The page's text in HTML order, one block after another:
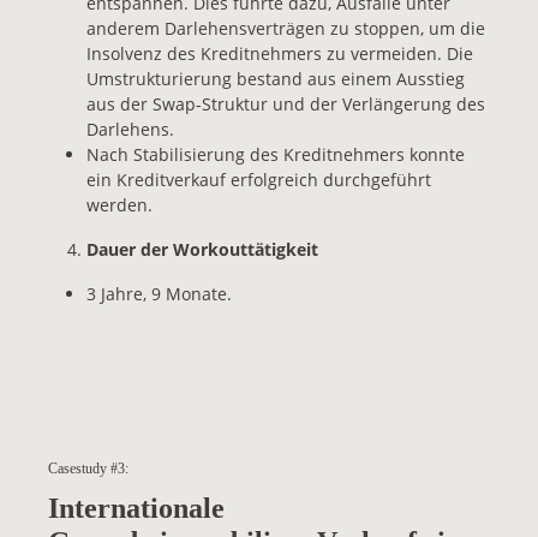
anderem Darlehensverträgen zu stoppen, um die
Insolvenz des Kreditnehmers zu vermeiden. Die
Umstrukturierung bestand aus einem Ausstieg
aus der Swap-Struktur und der Verlängerung des
Darlehens.
Nach Stabilisierung des Kreditnehmers konnte
ein Kreditverkauf erfolgreich durchgeführt
werden.
Dauer der Workouttätigkeit
3 Jahre, 9 Monate.
Casestudy #3:
Internationale